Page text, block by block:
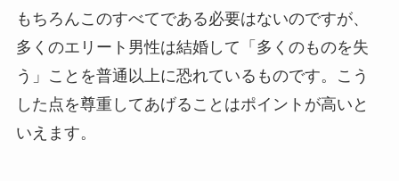
もちろんこのすべてである必要はないのですが、
多くのエリート男性は結婚して「多くのものを失
う」ことを普通以上に恐れているものです。こう
した点を尊重してあげることはポイントが高いと
いえます。